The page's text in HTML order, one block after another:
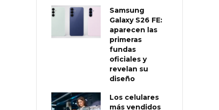
Samsung
Galaxy S26 FE:
aparecen las
primeras
fundas
oficiales y
revelan su
diseño
Los celulares
más vendidos